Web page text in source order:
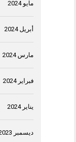
مايو 2024
أبريل 2024
مارس 2024
فبراير 2024
يناير 2024
ديسمبر 2023